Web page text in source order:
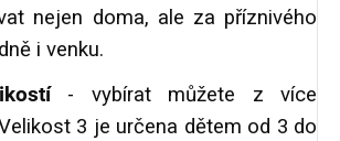
nejen doma, ale za příznivého
i venku.
- vybírat můžete z více
3 je určena dětem od 3 do